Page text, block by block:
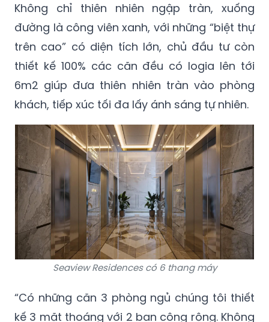
Không chỉ thiên nhiên ngập tràn, xuống
đường là công viên xanh, với những “biệt thự
trên cao” có diện tích lớn, chủ đầu tư còn
thiết kế 100% các căn đều có logia lên tới
6m2 giúp đưa thiên nhiên tràn vào phòng
khách, tiếp xúc tối đa lấy ánh sáng tự nhiên.
Seaview Residences có 6 thang máy
“Có những căn 3 phòng ngủ chúng tôi thiết
kế 3 mặt thoáng với 2 ban công rộng. Không